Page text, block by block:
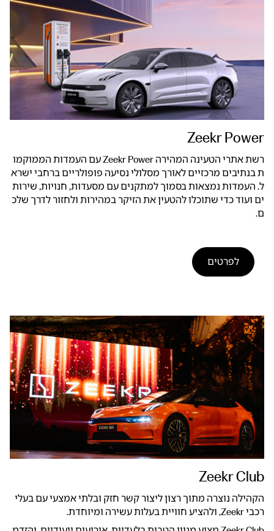
Zeekr Power
רשת אתרי הטעינה המהירה Zeekr Power עם העמדות הממוקמו
ת בנתיבים מרכזיים לאורך מסלולי נסיעה פופולריים ברחבי ישרא
ל. העמדות נמצאות בסמוך למתקנים עם מסעדות, חנויות, שירות
ים ועוד כדי שתוכלו להטעין את הזיקר במהירות ולחזור לדרך שלכ
ם.
לפרטים
Zeekr Club
הקהילה נוצרה מתוך רצון ליצור קשר חזק ובלתי אמצעי עם בעלי
רכבי Zeekr, ולהציע חוויית בעלות עשירה ומיוחדת.